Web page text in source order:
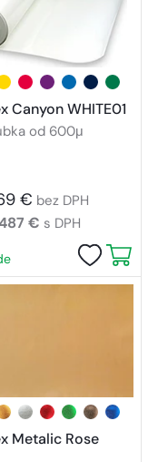
Canyon WHITE01
od 600μ
€ bez DPH
€ s DPH
Metalic Rose